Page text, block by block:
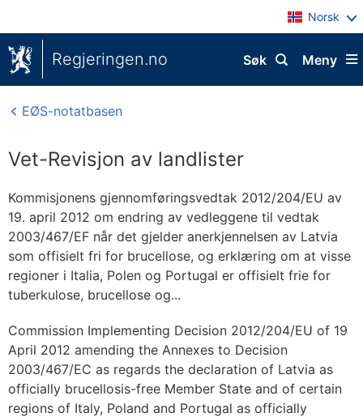
Norsk
Regjeringen.no Meny
Søk
EØS-notatbasen
Vet-Revisjon av landlister
Kommisjonens gjennomføringsvedtak 2012/204/EU av
19. april 2012 om endring av vedleggene til vedtak
2003/467/EF når det gjelder anerkjennelsen av Latvia
som offisielt fri for brucellose, og erklæring om at visse
regioner i Italia, Polen og Portugal er offisielt frie for
tuberkulose, brucellose og...
Commission Implementing Decision 2012/204/EU of 19
April 2012 amending the Annexes to Decision
2003/467/EC as regards the declaration of Latvia as
officially brucellosis-free Member State and of certain
regions of Italy, Poland and Portugal as officially